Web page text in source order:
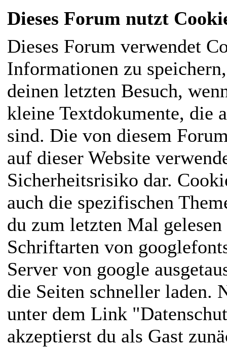
Dieses Forum nutzt
Dieses Forum verwendet
Informationen zu
deinen letzten Besuch,
kleine Textdokumente, die
sind. Die von diesem
auf dieser Website
Sicherheitsrisiko dar.
auch die spezifischen
du zum letzten Mal
Schriftarten von
Server von google
die Seiten schneller laden.
unter dem Link
akzeptierst du als Gast